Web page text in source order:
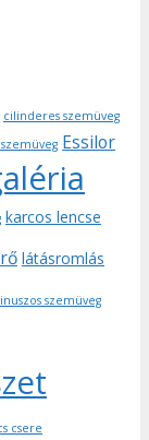
cilinderes szemüveg
Essilor
karcos lencse
látásromlás
szemüveg
csere